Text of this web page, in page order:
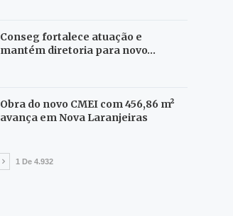
Conseg fortalece atuação e
mantém diretoria para novo…
Obra do novo CMEI com 456,86 m²
avança em Nova Laranjeiras
1 De 4.932